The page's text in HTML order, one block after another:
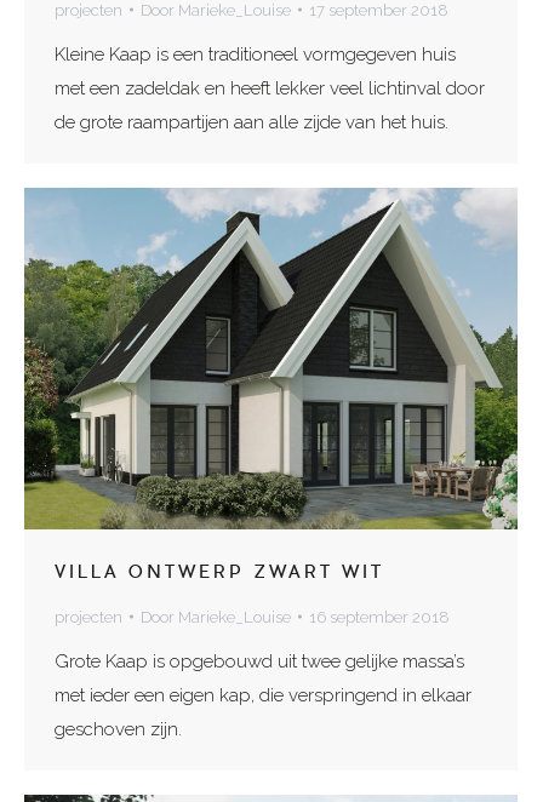
projecten Door Marieke_Louise 17 september 2018
Kleine Kaap is een traditioneel vormgegeven huis
met een zadeldak en heeft lekker veel lichtinval door
de grote raampartijen aan alle zijde van het huis.
VILLA ONTWERP ZWART WIT
projecten Door Marieke_Louise 16 september 2018
Grote Kaap is opgebouwd uit twee gelijke massa’s
met ieder een eigen kap, die verspringend in elkaar
geschoven zijn.